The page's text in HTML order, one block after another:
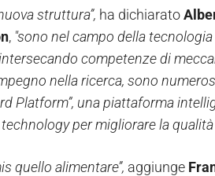
struttura’’, ha dichiarato
, "sono nel campo della
competenze di
nella ricerca, sono
Platform”, una piattaforma
per migliorare la
quello alimentare’’, aggiunge